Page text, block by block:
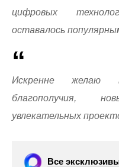
цифровых
оставалось
Искренне желаю
благополучия,
увлекательных
Все